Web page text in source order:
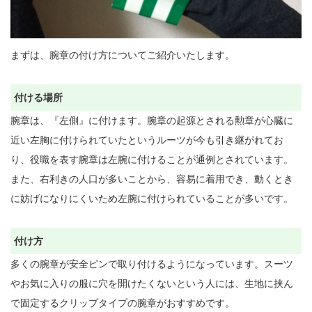
まずは、腕章の付け方についてご紹介いたします。
付ける場所
腕章は、『左側』に付けます。腕章の起源とされる勲章が心臓に
近い左胸に付けられていたというルーツが今も引き継がれてお
り、役職を表す腕章は左腕に付けることが通例とされています。
また、右利きの人口が多いことから、容易に着用でき、動くとき
に妨げになりにくいため左腕に付けられていることが多いです。
付け方
多くの腕章が安全ピンで取り付けるようになっています。スーツ
やお気に入りの服に穴を開けたくないという人には、生地に挟ん
で固定するクリップタイプの腕章がおすすめです。